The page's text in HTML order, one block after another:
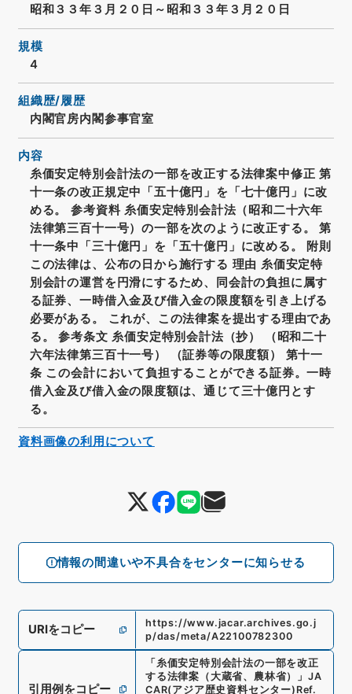
情報の間違いや不具合をセンターに知らせる
昭和３３年３月２０日～昭和３３年３月２０日
規模
4
組織歴/履歴
内閣官房内閣参事官室
内容
糸価安定特別会計法の一部を改正する法律案中修正 第
十一条の改正規定中「五十億円」を「七十億円」に改
める。 参考資料 糸価安定特別会計法（昭和二十六年
法律第三百十一号）の一部を次のように改正する。 第
十一条中「三十億円」を「五十億円」に改める。 附則
この法律は、公布の日から施行する 理由 糸価安定特
別会計の運営を円滑にするため、同会計の負担に属す
る証券、一時借入金及び借入金の限度額を引き上げる
必要がある。 これが、この法律案を提出する理由であ
る。 参考条文 糸価安定特別会計法（抄） （昭和二十
六年法律第三百十一号） （証券等の限度額） 第十一
条 この会計において負担することができる証券。一時
借入金及び借入金の限度額は、通じて三十億円とす
る。
URIをコピー
https://www.jacar.archives.go.j
p/das/meta/A22100782300
引用例をコピー
「糸価安定特別会計法の一部を改正
する法律案（大蔵省、農林省）
」 JA
CAR(アジア歴史資料センター) Ref.
資料画像の利用について